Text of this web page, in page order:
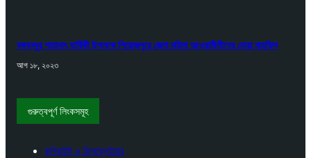
বঙ্গবন্ধুর শাহাদাৎ বার্ষিকী উপলক্ষে পিরোজপুরে জেলা মহিলা আওয়ামীলীগের দোয়া মাহফিল
আগ ১৮, ২০২৩
গুরুত্বপূর্ণ লিংকসমূহ
কপিরাইট ও ডিসক্লেইমার